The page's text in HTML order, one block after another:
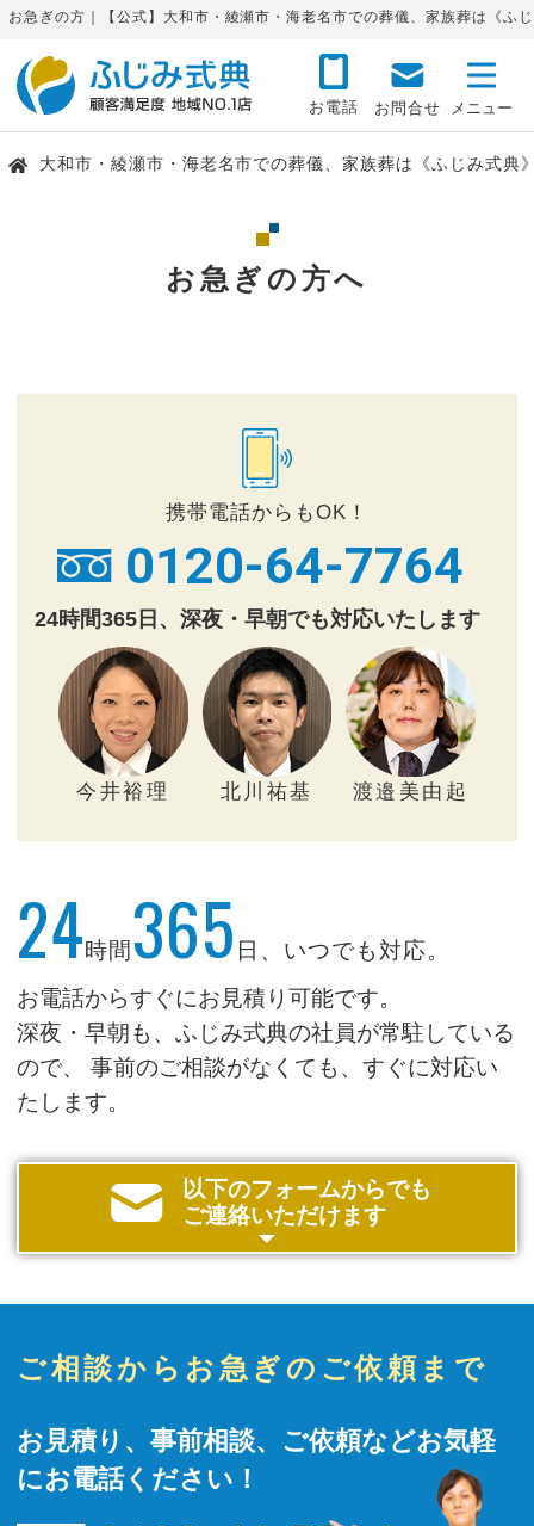
お急ぎの方｜【公式】大和市・綾瀬市・海老名市での葬儀、家族葬は《ふ
お電話 お問合せ
大和市・綾瀬市・海老名市での葬儀、家族葬は《ふじみ式典
お急ぎの方へ
携帯電話からもOK！
0120-64-7764
24時間365日、深夜・早朝でも対応いたします
今井裕理 北川祐基 渡邉美由起
24時間 365 日、いつでも対応。
お電話からすぐにお見積り可能です。
深夜・早朝も、ふじみ式典の社員が常駐している
ので、
事前のご相談がなくても、すぐに対応い
たします。
以下のフォームからでも
ご連絡いただけます
ご相談からお急ぎのご依頼まで
お見積り、事前相談、ご依頼などお気軽
にお電話ください！